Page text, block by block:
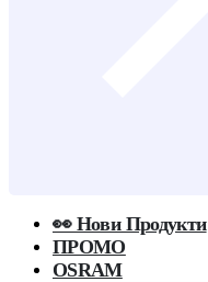
👀 Нови Продукти
ПРОМО
OSRAM